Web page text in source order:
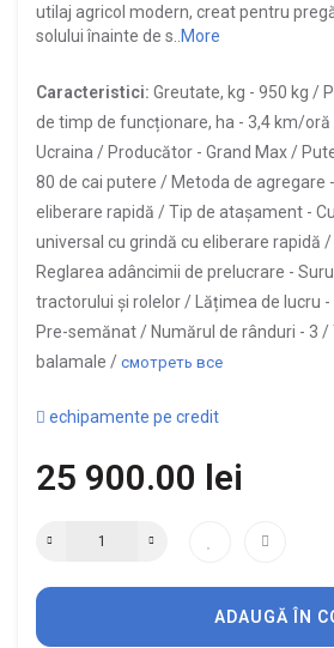
utilaj agricol modern, creat pentru
solului înainte de s.. More
Caracteristici: Greutate, kg - 950 kg /
de timp de funcționare, ha - 3,4 km/
Ucraina / Producător - Grand Max /
80 de cai putere / Metoda de agregare -
eliberare rapidă /Tip de atașament -
universal cu grindă cu eliberare rapidă
Reglarea adâncimii de prelucrare -
tractorului și rolelor /
Lățimea de lucru -
Pre-semănat / Numărul de rânduri - 3 /
balamale / смотреть все
echipamente pe credit
25 900.00 lei
ADAUGĂ ÎN